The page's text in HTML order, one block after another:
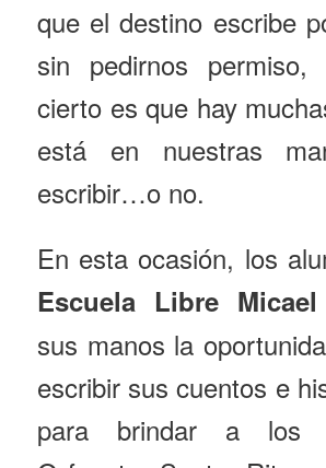
que el destino escribe
sin pedirnos permiso,
cierto es que hay
está en nuestras
escribir…o no.
En esta ocasión, los
Escuela Libre Micael
sus manos la
escribir sus cuentos e
para brindar a los